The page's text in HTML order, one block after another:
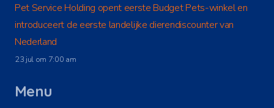
Pet Service Holding opent eerste Budget Pets-winkel en
introduceert de eerste landelijke dierendiscounter van
Nederland
23 jul om 7:00 am
Menu